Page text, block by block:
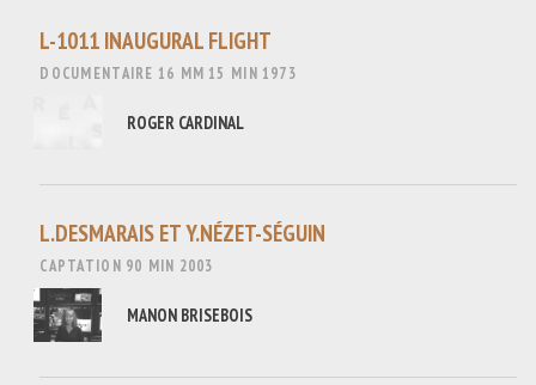
L-1011 INAUGURAL FLIGHT
DOCUMENTAIRE 16 MM 15 MIN 1973
ROGER CARDINAL
L.DESMARAIS ET Y.NÉZET-SÉGUIN
CAPTATION 90 MIN 2003
MANON BRISEBOIS